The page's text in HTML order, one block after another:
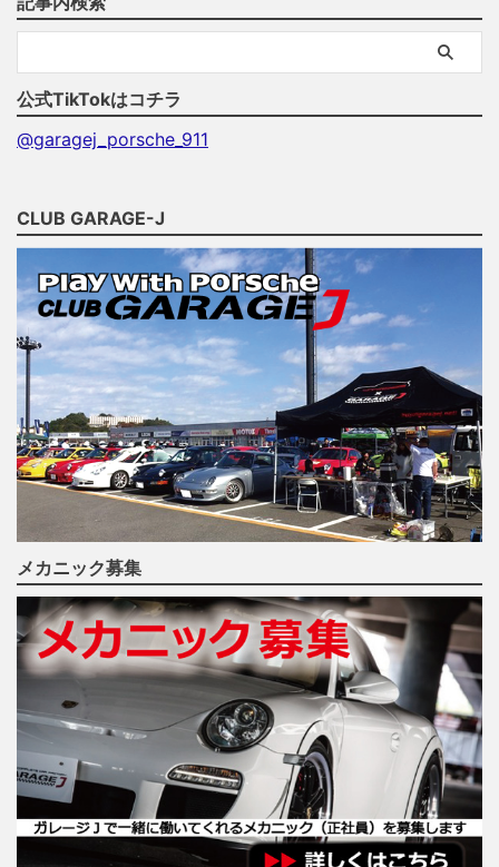
公式TikTokはコチラ
@garagej_porsche_911
CLUB GARAGE-J
メカニック募集